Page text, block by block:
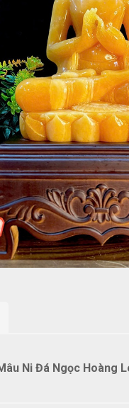
Ni Đá Ngọc Hoàng